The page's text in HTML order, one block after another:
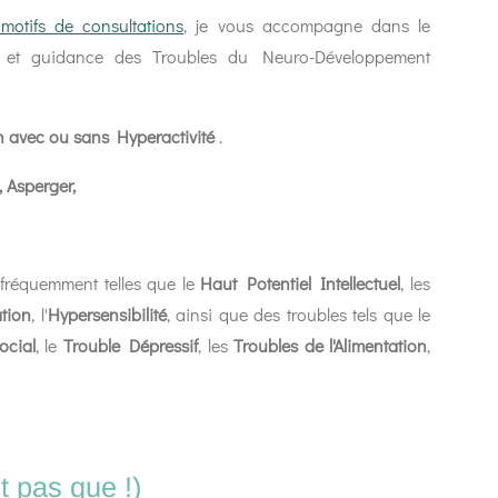
de consultations, je vous accompagne dans le
guidance des Troubles du Neuro-Développement
avec ou sans Hyperactivité.
Asperger,
telles que le Haut Potentiel Intellectuel, les
, l'Hypersensibilité, ainsi que des troubles tels que le
, le Trouble Dépressif, lesTroubles de l'Alimentation,
pas que !)